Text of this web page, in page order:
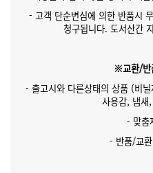
- 고객 단순변심에 의한 반품시
청구됩니다. 도서산간
※교환/반
- 출고시와 다른상태의 상품 (비
사용감, 냄새
- 맞춤
- 반품/교